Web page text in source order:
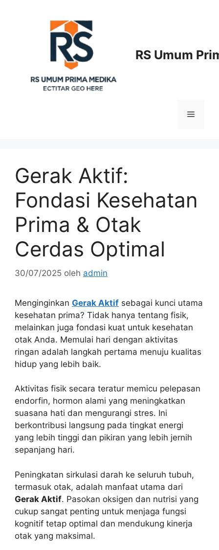
RS Umum
Menu
Gerak Aktif:
Fondasi Kesehatan
Prima & Otak
Cerdas Optimal
30/07/2025 oleh admin
Menginginkan Gerak Aktif sebagai kunci utama
kesehatan prima? Tidak hanya tentang fisik,
melainkan juga fondasi kuat untuk kesehatan
otak Anda. Memulai hari dengan aktivitas
ringan adalah langkah pertama menuju kualitas
hidup yang lebih baik.
Aktivitas fisik secara teratur memicu pelepasan
endorfin, hormon alami yang meningkatkan
suasana hati dan mengurangi stres. Ini
berkontribusi langsung pada tingkat energi
yang lebih tinggi dan pikiran yang lebih jernih
sepanjang hari.
Peningkatan sirkulasi darah ke seluruh tubuh,
termasuk otak, adalah manfaat utama dari
Gerak Aktif. Pasokan oksigen dan nutrisi yang
cukup sangat penting untuk menjaga fungsi
kognitif tetap optimal dan mendukung kinerja
otak yang maksimal.